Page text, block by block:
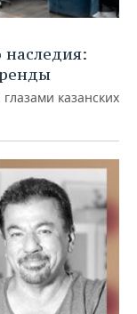
наследия:
казанских